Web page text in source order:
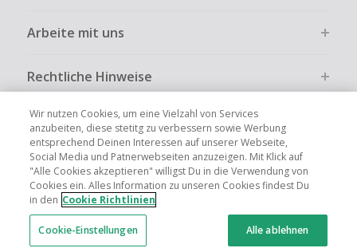
Arbeite mit uns
Rechtliche Hinweise
Globale Websites UK US CN JP FR AU IT
Wir nutzen Cookies, um eine Vielzahl von Services
anzubeiten, diese stetitg zu verbessern sowie Werbung
entsprechend Deinen Interessen auf unserer Webseite,
Social Media und Patnerwebseiten anzuzeigen. Mit Klick auf
"Alle Cookies akzeptieren" willigst Du in die Verwendung von
Cookies ein. Alles Information zu unseren Cookies findest Du
in den Cookie Richtlinien
Cookie-Einstellungen Alle ablehnen